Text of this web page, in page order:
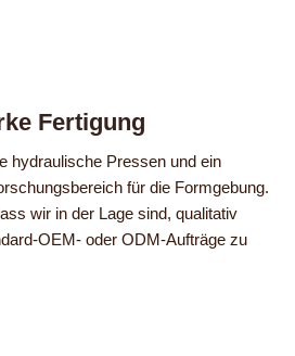
Fertigung
hydraulische Pressen und ein
für die Formgebung.
wir in der Lage sind, qualitativ
OEM- oder ODM-Aufträge zu